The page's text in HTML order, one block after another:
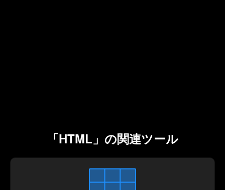
「HTML」の関連ツール